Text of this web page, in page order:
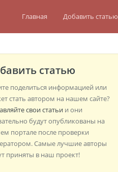
Главная Добавить статью
статью
поделиться информацией или
стать автором на нашем сайте?
свои статьи и они
будут опубликованы на
портале после проверки
Самые лучшие авторы
приняты в наш проект!